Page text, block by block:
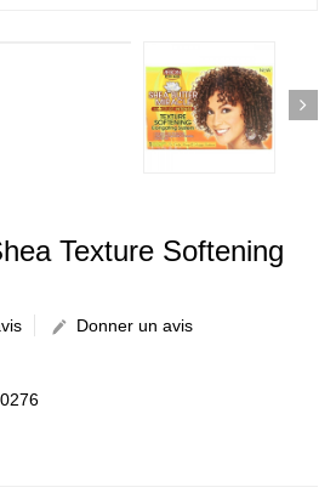
Texture Softening
Donner un avis